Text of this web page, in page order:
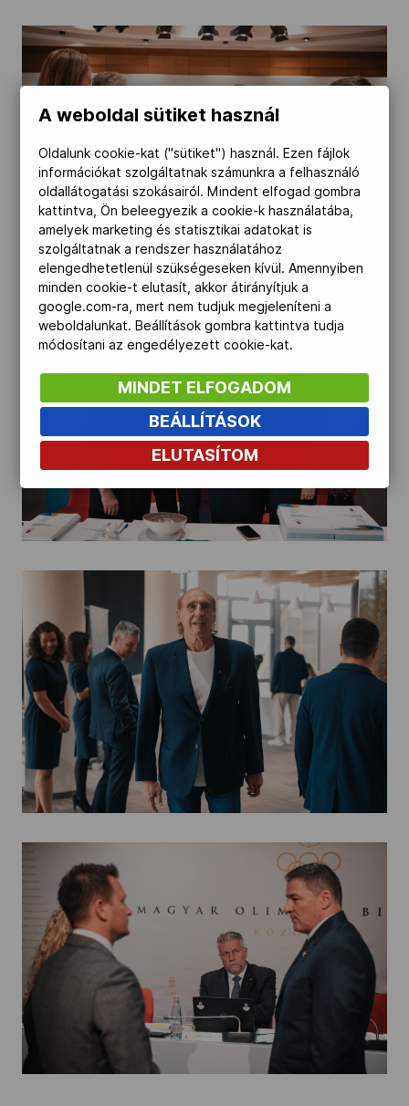
A weboldal sütiket használ
Oldalunk cookie-kat ("sütiket") használ. Ezen fájlok
információkat szolgáltatnak számunkra a felhasználó
oldallátogatási szokásairól. Mindent elfogad gombra
kattintva, Ön beleegyezik a cookie-k használatába,
amelyek marketing és statisztikai adatokat is
szolgáltatnak a rendszer használatához
elengedhetetlenül szükségeseken kívül. Amennyiben
minden cookie-t elutasít, akkor átirányítjuk a
google.com-ra, mert nem tudjuk megjeleníteni a
weboldalunkat. Beállítások gombra kattintva tudja
módosítani az engedélyezett cookie-kat.
MINDET ELFOGADOM
BEÁLLÍTÁSOK
ELUTASÍTOM